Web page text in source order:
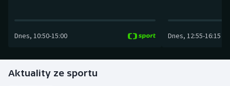
Golf
Dnes, 10:50-15:00 Dnes, 12:55-16:15
Aktuality ze sportu